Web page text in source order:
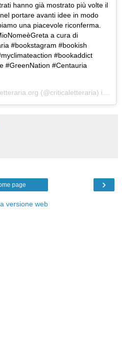
hanno già mostrato più volte il
portare avanti idee in modo
una piacevole riconferma.
a cura di
#bookstagram #bookish
#bookaddict
#GreenNation #Centauria
(@criticaletteraria) in data:
›
page
versione web